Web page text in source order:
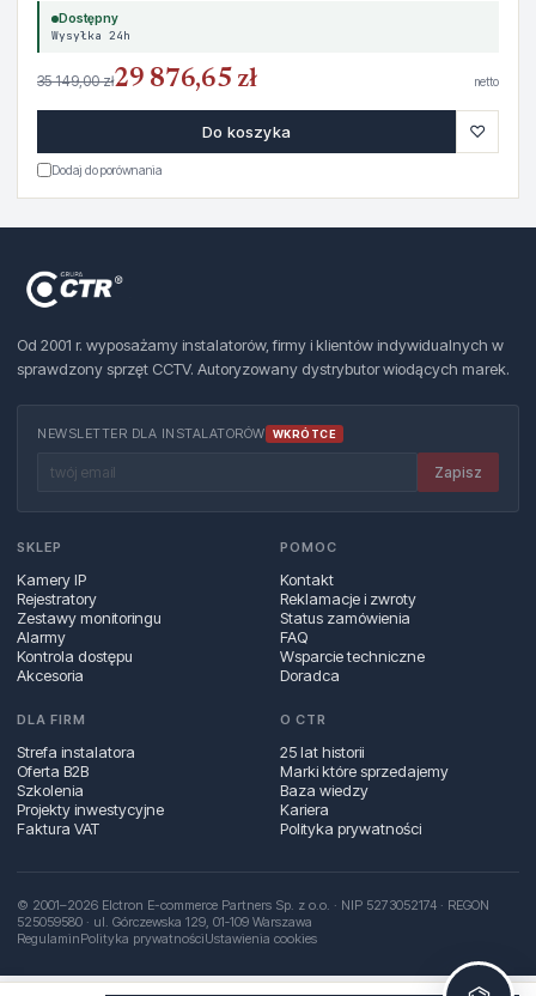
Dostępny
Wysyłka 24h
35 149,00 zł29 876,65 zł netto
Do koszyka ♡
Dodaj do porównania
Od 2001 r. wyposażamy instalatorów, firmy i klientów indywidualnych w
sprawdzony sprzęt CCTV. Autoryzowany dystrybutor wiodących marek.
NEWSLETTER DLA INSTALATORÓW WKRÓTCE
Zapisz
SKLEP
Kamery IP
Rejestratory
Zestawy monitoringu
Alarmy
Kontrola dostępu
Akcesoria
POMOC
Kontakt
Reklamacje i zwroty
Status zamówienia
FAQ
Wsparcie techniczne
Doradca
DLA FIRM
Strefa instalatora
Oferta B2B
Szkolenia
Projekty inwestycyjne
Faktura VAT
O CTR
25 lat historii
Marki które sprzedajemy
Baza wiedzy
Kariera
Polityka prywatności
© 2001–2026 Elctron E-commerce Partners Sp. z o.o. · NIP 5273052174 · REGON
525059580 · ul. Górczewska 129, 01‑109 Warszawa
RegulaminPolityka prywatnościUstawienia cookies